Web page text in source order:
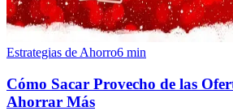
Estrategias de Ahorro6 min
Cómo Sacar Provecho de las
Ahorrar Más